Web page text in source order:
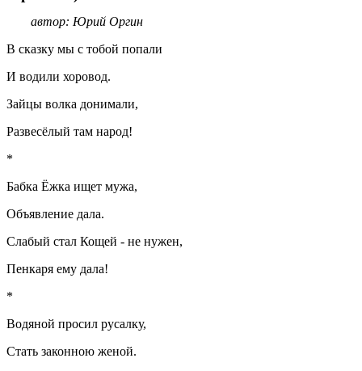
автор: Юрий Оргин
В сказку мы с тобой попали
И водили хоровод.
Зайцы волка донимали,
Развесёлый там народ!
*
Бабка Ёжка ищет мужа,
Объявление дала.
Слабый стал Кощей - не нужен,
Пенкаря ему дала!
*
Водяной просил русалку,
Стать законною женой.